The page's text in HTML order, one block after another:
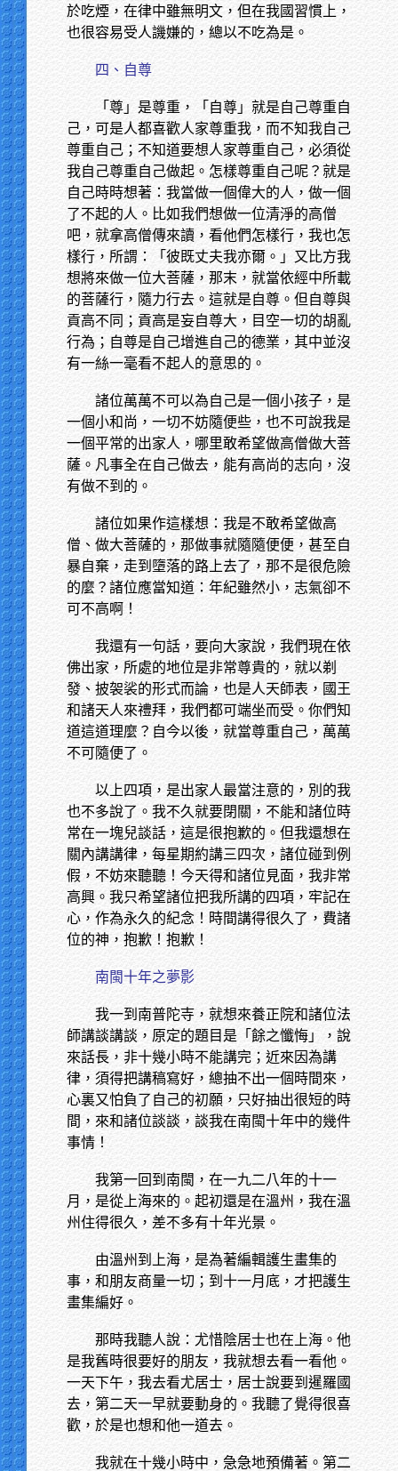
於吃煙，在律中雖無明文，但在我國習慣上，
也很容易受人譏嫌的，總以不吃為是。
四、自尊
「尊」是尊重，「自尊」就是自己尊重自
己，可是人都喜歡人家尊重我，而不知我自己
尊重自己；不知道要想人家尊重自己，必須從
我自己尊重自己做起。怎樣尊重自己呢？就是
自己時時想著：我當做一個偉大的人，做一個
了不起的人。比如我們想做一位清淨的高僧
吧，就拿高僧傳來讀，看他們怎樣行，我也怎
樣行，所謂：「彼既丈夫我亦爾。」又比方我
想將來做一位大菩薩，那末，就當依經中所載
的菩薩行，隨力行去。這就是自尊。但自尊與
貢高不同；貢高是妄自尊大，目空一切的胡亂
行為；自尊是自己增進自己的德業，其中並沒
有一絲一毫看不起人的意思的。
諸位萬萬不可以為自己是一個小孩子，是
一個小和尚，一切不妨隨便些，也不可說我是
一個平常的出家人，哪里敢希望做高僧做大菩
薩。凡事全在自己做去，能有高尚的志向，沒
有做不到的。
諸位如果作這樣想：我是不敢希望做高
僧、做大菩薩的，那做事就隨隨便便，甚至自
暴自棄，走到墮落的路上去了，那不是很危險
的麼？諸位應當知道：年紀雖然小，志氣卻不
可不高啊！
我還有一句話，要向大家說，我們現在依
佛出家，所處的地位是非常尊貴的，就以剃
發、披袈裟的形式而論，也是人天師表，國王
和諸天人來禮拜，我們都可端坐而受。你們知
道這道理麼？自今以後，就當尊重自己，萬萬
不可隨便了。
以上四項，是出家人最當注意的，別的我
也不多說了。我不久就要閉關，不能和諸位時
常在一塊兒談話，這是很抱歉的。但我還想在
關內講講律，每星期約講三四次，諸位碰到例
假，不妨來聽聽！今天得和諸位見面，我非常
高興。我只希望諸位把我所講的四項，牢記在
心，作為永久的紀念！時間講得很久了，費諸
位的神，抱歉！抱歉！
南閩十年之夢影
我一到南普陀寺，就想來養正院和諸位法
師講談講談，原定的題目是「餘之懺悔」，說
來話長，非十幾小時不能講完；近來因為講
律，須得把講稿寫好，總抽不出一個時間來，
心裏又怕負了自己的初願，只好抽出很短的時
間，來和諸位談談，談我在南閩十年中的幾件
事情！
我第一回到南閩，在一九二八年的十一
月，是從上海來的。起初還是在溫州，我在溫
州住得很久，差不多有十年光景。
由溫州到上海，是為著編輯護生畫集的
事，和朋友商量一切；到十一月底，才把護生
畫集編好。
那時我聽人說：尤惜陰居士也在上海。他
是我舊時很要好的朋友，我就想去看一看他。
一天下午，我去看尤居士，居士說要到暹羅國
去，第二天一早就要動身的。我聽了覺得很喜
歡，於是也想和他一道去。
我就在十幾小時中，急急地預備著。第二